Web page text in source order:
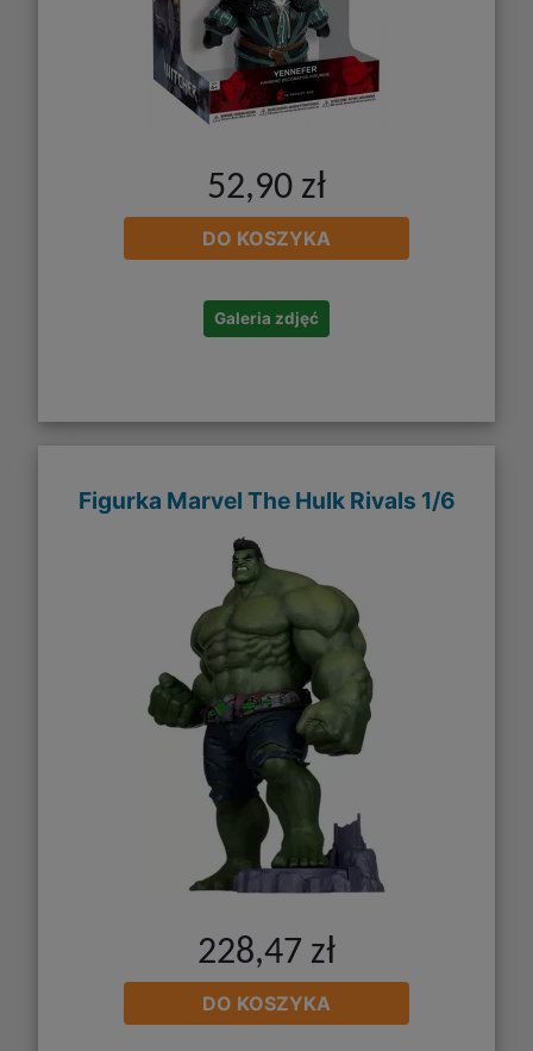
52,90 zł
DO KOSZYKA
Galeria zdjęć
Figurka Marvel The Hulk Rivals 1/6
228,47 zł
DO KOSZYKA